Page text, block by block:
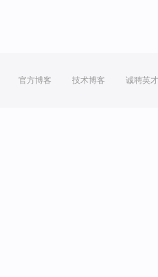
官方博客 技术博客 诚聘英才